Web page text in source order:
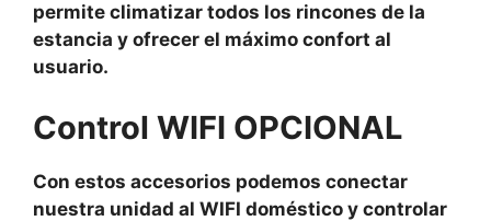
permite climatizar todos los rincones de la
estancia y ofrecer el máximo confort al
usuario.
Control WIFI OPCIONAL
Con estos accesorios podemos conectar
nuestra unidad al WIFI doméstico y controlar